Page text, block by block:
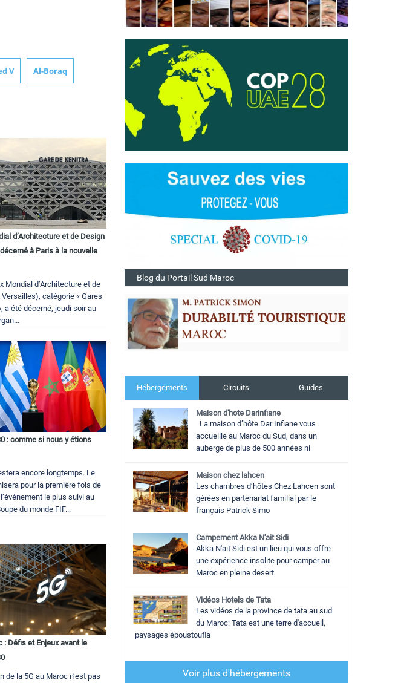
V Al-Boraq
d’Architecture et de Design
à Paris à la nouvelle
Mondial d’Architecture et de
Versailles), catégorie « Gares
a été décerné, jeudi soir au
: comme si nous y étions
encore longtemps. Le
pour la première fois de
le plus suivi au
du monde FIF...
: Défis et Enjeux avant le
de la 5G au Maroc n’est pas
Blog du Portail Sud Maroc
Hébergements Circuits Guides
Maison d'hote Darinfiane
La maison d’hôte Dar Infiane vous
accueille au Maroc du Sud, dans un
auberge de plus de 500 années ni
Maison chez lahcen
Les chambres d’hôtes Chez Lahcen sont
gérées en partenariat familial par le
français Patrick Simo
Campement Akka N'ait Sidi
Akka N'ait Sidi est un lieu qui vous offre
une expérience insolite pour camper au
Maroc en pleine desert
Vidéos Hotels de Tata
Les vidéos de la province de tata au sud
du Maroc: Tata est une terre d'accueil,
paysages époustoufla
Voir plus d'hébergements